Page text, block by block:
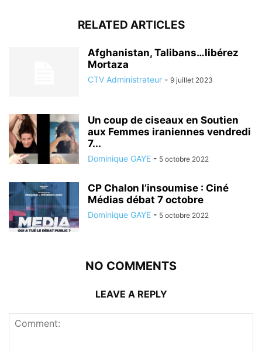
RELATED ARTICLES
Afghanistan, Talibans…libérez
Mortaza
CTV Administrateur - 9 juillet 2023
Un coup de ciseaux en Soutien
aux Femmes iraniennes vendredi
7...
Dominique GAYE - 5 octobre 2022
CP Chalon l’insoumise : Ciné
Médias débat 7 octobre
Dominique GAYE - 5 octobre 2022
NO COMMENTS
LEAVE A REPLY